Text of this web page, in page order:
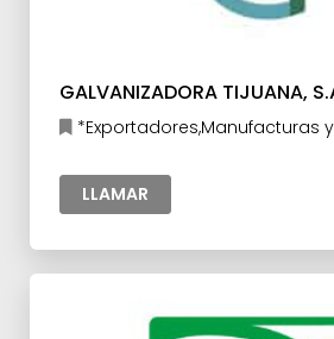
GALVANIZADORA TIJUANA,
*Exportadores,Manufacturas
LLAMAR